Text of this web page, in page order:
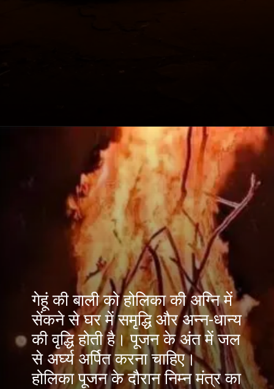
गेहूं की बाली को होलिका की अग्नि में
सेंकने से घर में समृद्धि और अन्न-धान्य
की वृद्धि होती है। पूजन के अंत में जल
से अर्घ्य अर्पित करना चाहिए।
होलिका पूजन के दौरान निम्न मंत्र का